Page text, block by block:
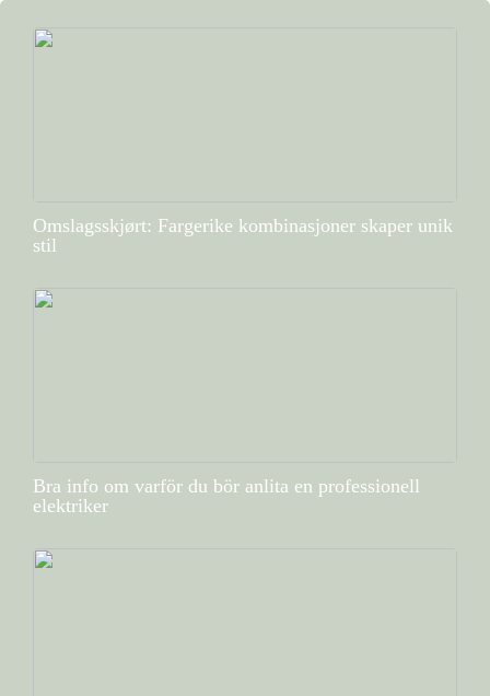
Omslagsskjørt: Fargerike kombinasjoner skaper unik
stil
Bra info om varför du bör anlita en professionell
elektriker